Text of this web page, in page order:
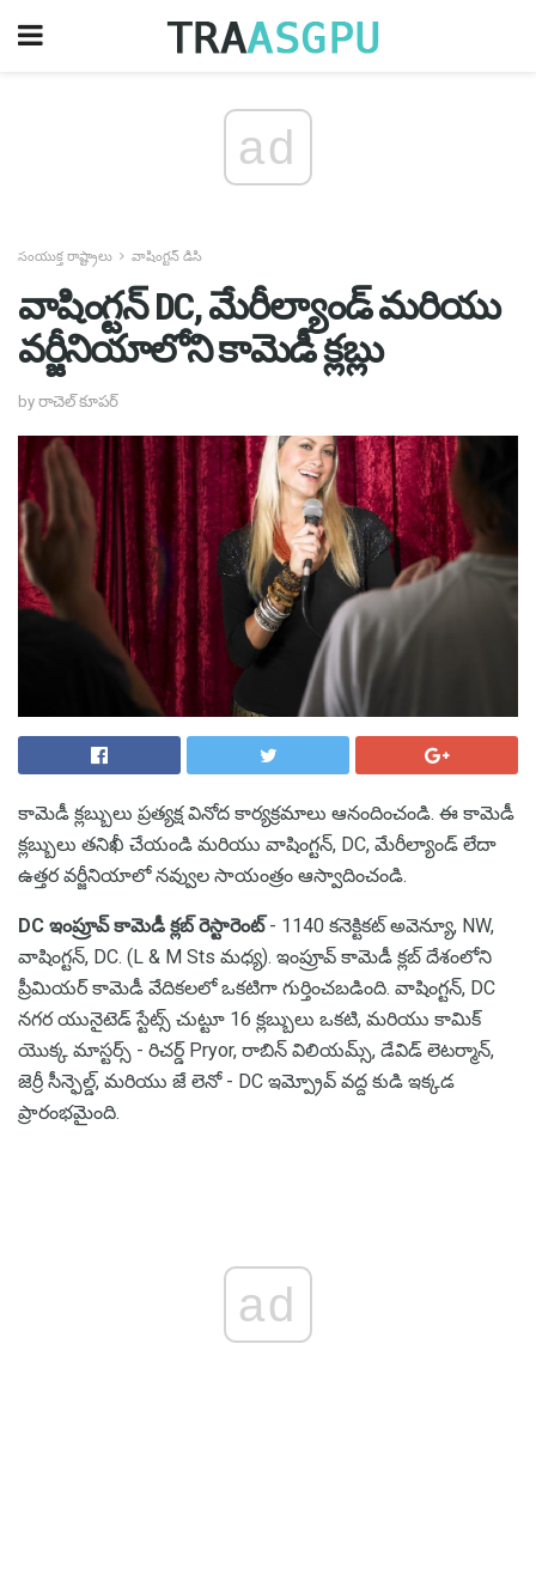
ad
సంయుక్త రాష్ట్రాలు వాషింగ్టన్ డిసి
వాషింగ్టన్ DC, మేరీల్యాండ్ మరియు
వర్జీనియాలోని కామెడీ క్లబ్లు
by రాచెల్ కూపర్
కామెడీ క్లబ్బులు ప్రత్యక్ష వినోద కార్యక్రమాలు ఆనందించండి. ఈ కామెడీ
క్లబ్బులు తనిఖీ చేయండి మరియు వాషింగ్టన్, DC, మేరీల్యాండ్ లేదా
ఉత్తర వర్జీనియాలో నవ్వుల సాయంత్రం ఆస్వాదించండి.
DC ఇంప్రూవ్ కామెడీ క్లబ్ రెస్టారెంట్- 1140 కనెక్టికట్ అవెన్యూ, NW,
వాషింగ్టన్, DC. (L & M Sts మధ్య). ఇంప్రూవ్ కామెడీ క్లబ్ దేశంలోని
ప్రీమియర్ కామెడీ వేదికలలో ఒకటిగా గుర్తించబడింది. వాషింగ్టన్, DC
నగర యునైటెడ్ స్టేట్స్ చుట్టూ 16 క్లబ్బులు ఒకటి, మరియు కామిక్
యొక్క మాస్టర్స్ - రిచర్డ్ Pryor, రాబిన్ విలియమ్స్, డేవిడ్ లెటర్మాన్,
జెర్రీ సీన్ఫెల్డ్, మరియు జే లెనో - DC ఇమ్ప్రోవ్ వద్ద కుడి ఇక్కడ
ప్రారంభమైంది.
ad